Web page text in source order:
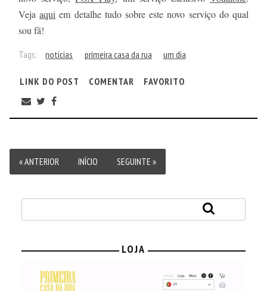
Vejaaqui em detalhe tudo sobre este novo serviço do qual
sou fã!
Tags: noticias primeira casa da rua um dia
LINK DO POST COMENTAR FAVORITO
« ANTERIOR INÍCIO SEGUINTE »
LOJA